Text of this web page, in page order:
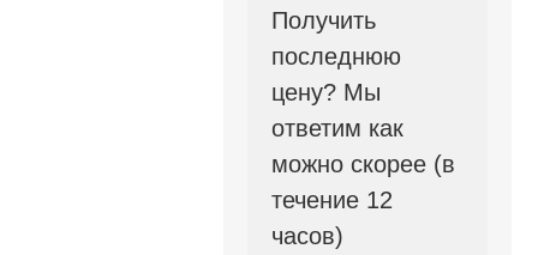
Получить
последнюю
цену? Мы
ответим как
можно скорее (в
течение 12
часов)